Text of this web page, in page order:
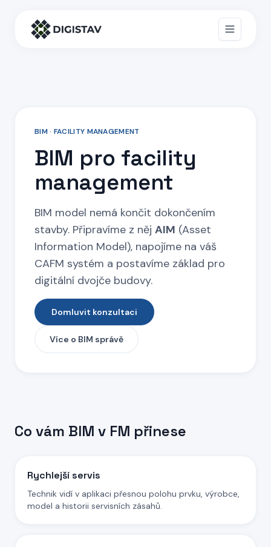
BIM · FACILITY MANAGEMENT
BIM pro facility
management
BIM model nemá končit dokončením
stavby. Připravíme z něj AIM (Asset
Information Model), napojíme na váš
CAFM systém a postavíme základ pro
digitální dvojče budovy.
Domluvit konzultaci
Více o BIM správě
Co vám BIM v FM přinese
Rychlejší servis
Technik vidí v aplikaci přesnou polohu prvku, výrobce,
model a historii servisních zásahů.